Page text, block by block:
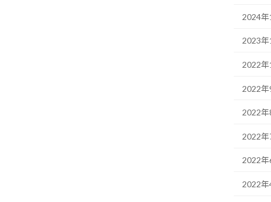
2024年
2023年
2022年
2022年
2022年
2022年
2022年
2022年